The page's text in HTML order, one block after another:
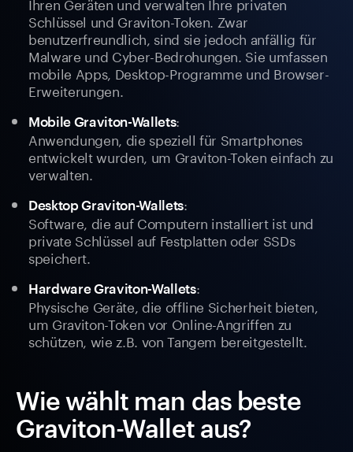
Schlüssel und Graviton-Token. Zwar
benutzerfreundlich, sind sie jedoch anfällig für
Malware und Cyber-Bedrohungen. Sie umfassen
mobile Apps, Desktop-Programme und Browser-
Erweiterungen.
Mobile Graviton-Wallets:
Anwendungen, die speziell für Smartphones
entwickelt wurden, um Graviton-Token einfach zu
verwalten.
Desktop Graviton-Wallets:
Software, die auf Computern installiert ist und
private Schlüssel auf Festplatten oder SSDs
speichert.
Hardware Graviton-Wallets:
Physische Geräte, die offline Sicherheit bieten,
um Graviton-Token vor Online-Angriffen zu
schützen, wie z.B. von Tangem bereitgestellt.
Wie wählt man das beste
Graviton-Wallet aus?